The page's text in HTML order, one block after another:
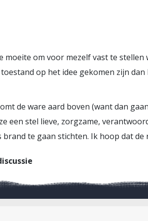
moeite om voor mezelf vast te
op het idee gekomen zijn
de ware aard boven (want dan
een stel lieve, zorgzame,
te gaan stichten. Ik hoop dat